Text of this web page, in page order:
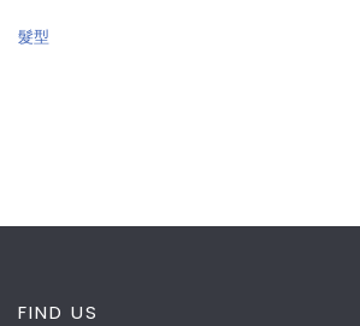
髮型
FIND US